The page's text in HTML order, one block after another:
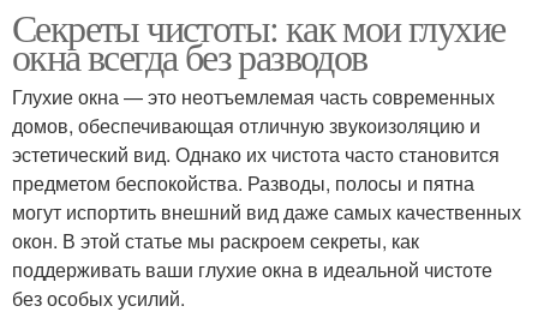
Секреты чистоты: как мои глухие
окна всегда без разводов
Глухие окна — это неотъемлемая часть современных
домов, обеспечивающая отличную звукоизоляцию и
эстетический вид. Однако их чистота часто становится
предметом беспокойства. Разводы, полосы и пятна
могут испортить внешний вид даже самых качественных
окон. В этой статье мы раскроем секреты, как
поддерживать ваши глухие окна в идеальной чистоте
без особых усилий.